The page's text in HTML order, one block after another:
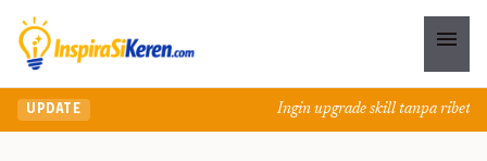
menu
UPDATE Ingin upgrade skill tanpa ribet?